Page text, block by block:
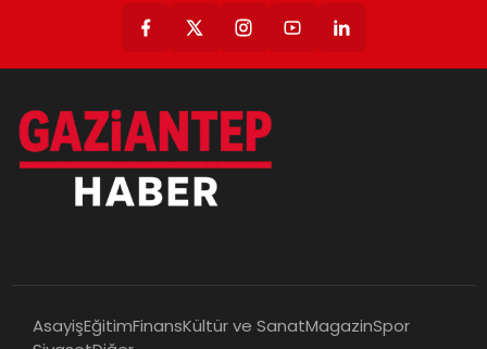
AsayişEğitimFinansKültür ve SanatMagazinSpor